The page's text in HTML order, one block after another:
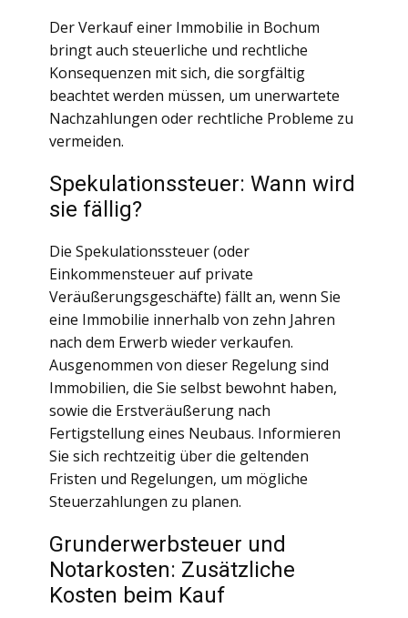
Der Verkauf einer Immobilie in Bochum
bringt auch steuerliche und rechtliche
Konsequenzen mit sich, die sorgfältig
beachtet werden müssen, um unerwartete
Nachzahlungen oder rechtliche Probleme zu
vermeiden.
Spekulationssteuer: Wann wird
sie fällig?
Die Spekulationssteuer (oder
Einkommensteuer auf private
Veräußerungsgeschäfte) fällt an, wenn Sie
eine Immobilie innerhalb von zehn Jahren
nach dem Erwerb wieder verkaufen.
Ausgenommen von dieser Regelung sind
Immobilien, die Sie selbst bewohnt haben,
sowie die Erstveräußerung nach
Fertigstellung eines Neubaus. Informieren
Sie sich rechtzeitig über die geltenden
Fristen und Regelungen, um mögliche
Steuerzahlungen zu planen.
Grunderwerbsteuer und
Notarkosten: Zusätzliche
Kosten beim Kauf